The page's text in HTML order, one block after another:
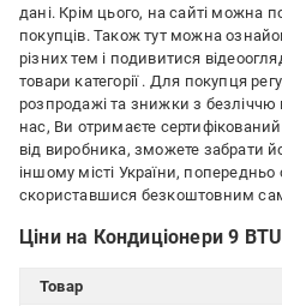
дані. Крім цього, на сайті можна
покупців. Також тут можна
різних тем і подивитися
товари категорії . Для покупця
розпродажі та знижки з безліччю
нас, Ви отримаєте
від виробника, зможете забрати
іншому місті України,
скориставшися безкоштовним
Ціни на Кондиціонери 9 BTU
Товар